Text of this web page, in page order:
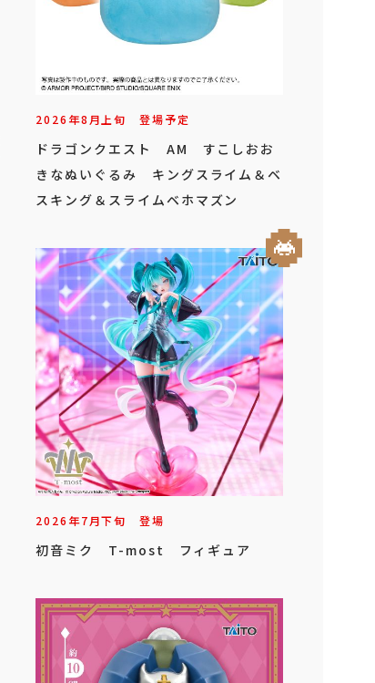
2026年8月上旬 登場予定
ドラゴンクエスト AM すこしおお
きなぬいぐるみ キングスライム＆ベ
スキング＆スライムベホマズン
2026年7月下旬 登場
初音ミク T-most フィギュア